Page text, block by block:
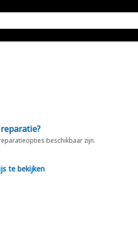
beschikbaar zijn.
te bekijken